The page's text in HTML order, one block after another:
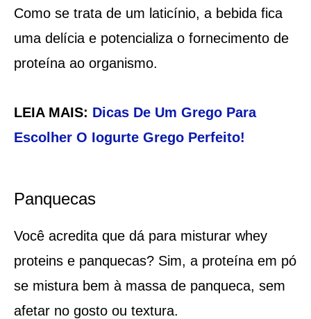
Como se trata de um laticínio, a bebida fica
uma delícia e potencializa o fornecimento de
proteína ao organismo.
LEIA MAIS: Dicas De Um Grego Para
Escolher O Iogurte Grego Perfeito!
Panquecas
Você acredita que dá para misturar whey
proteins e panquecas? Sim, a proteína em pó
se mistura bem à massa de panqueca, sem
afetar no gosto ou textura.